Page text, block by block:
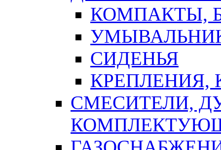
КОМПАКТЫ,
СИДЕНЬЯ
СМЕСИТЕЛИ,